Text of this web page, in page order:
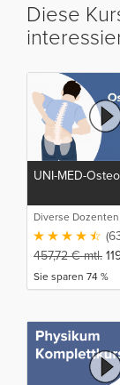
Diese
UNI-MED-
Diverse Dozenten
457,72€mtl.
Sie sparen 74 %